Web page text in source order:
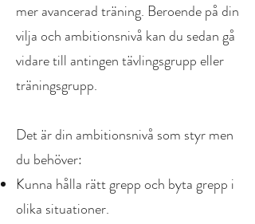
mer avancerad träning. Beroende på din
vilja och ambitionsnivå kan du sedan gå
vidare till antingen tävlingsgrupp eller
träningsgrupp.
Det är din ambitionsnivå som styr men
du behöver:
Kunna hålla rätt grepp och byta grepp i
olika situationer.